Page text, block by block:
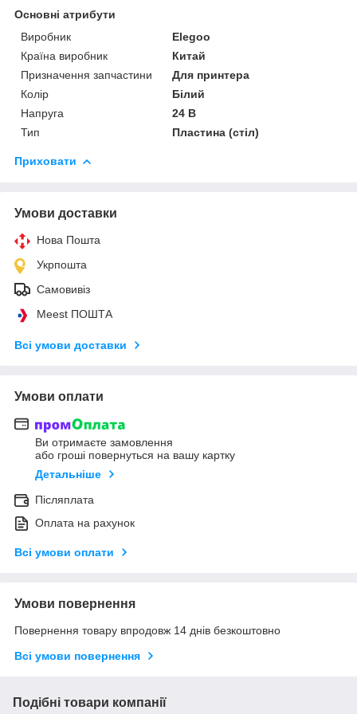
Основні атрибути
Виробник
Elegoo
Країна виробник
Китай
Призначення запчастини
Для принтера
Колір
Білий
Напруга
24 В
Тип
Пластина (стіл)
Приховати
Умови доставки
Нова Пошта
Укрпошта
Самовивіз
Meest ПОШТА
Всі умови доставки
Умови оплати
Ви отримаєте замовлення
або гроші повернуться на вашу картку
Детальніше
Післяплата
Оплата на рахунок
Всі умови оплати
Умови повернення
Повернення товару впродовж 14 днів безкоштовно
Всі умови повернення
Подібні товари компанії